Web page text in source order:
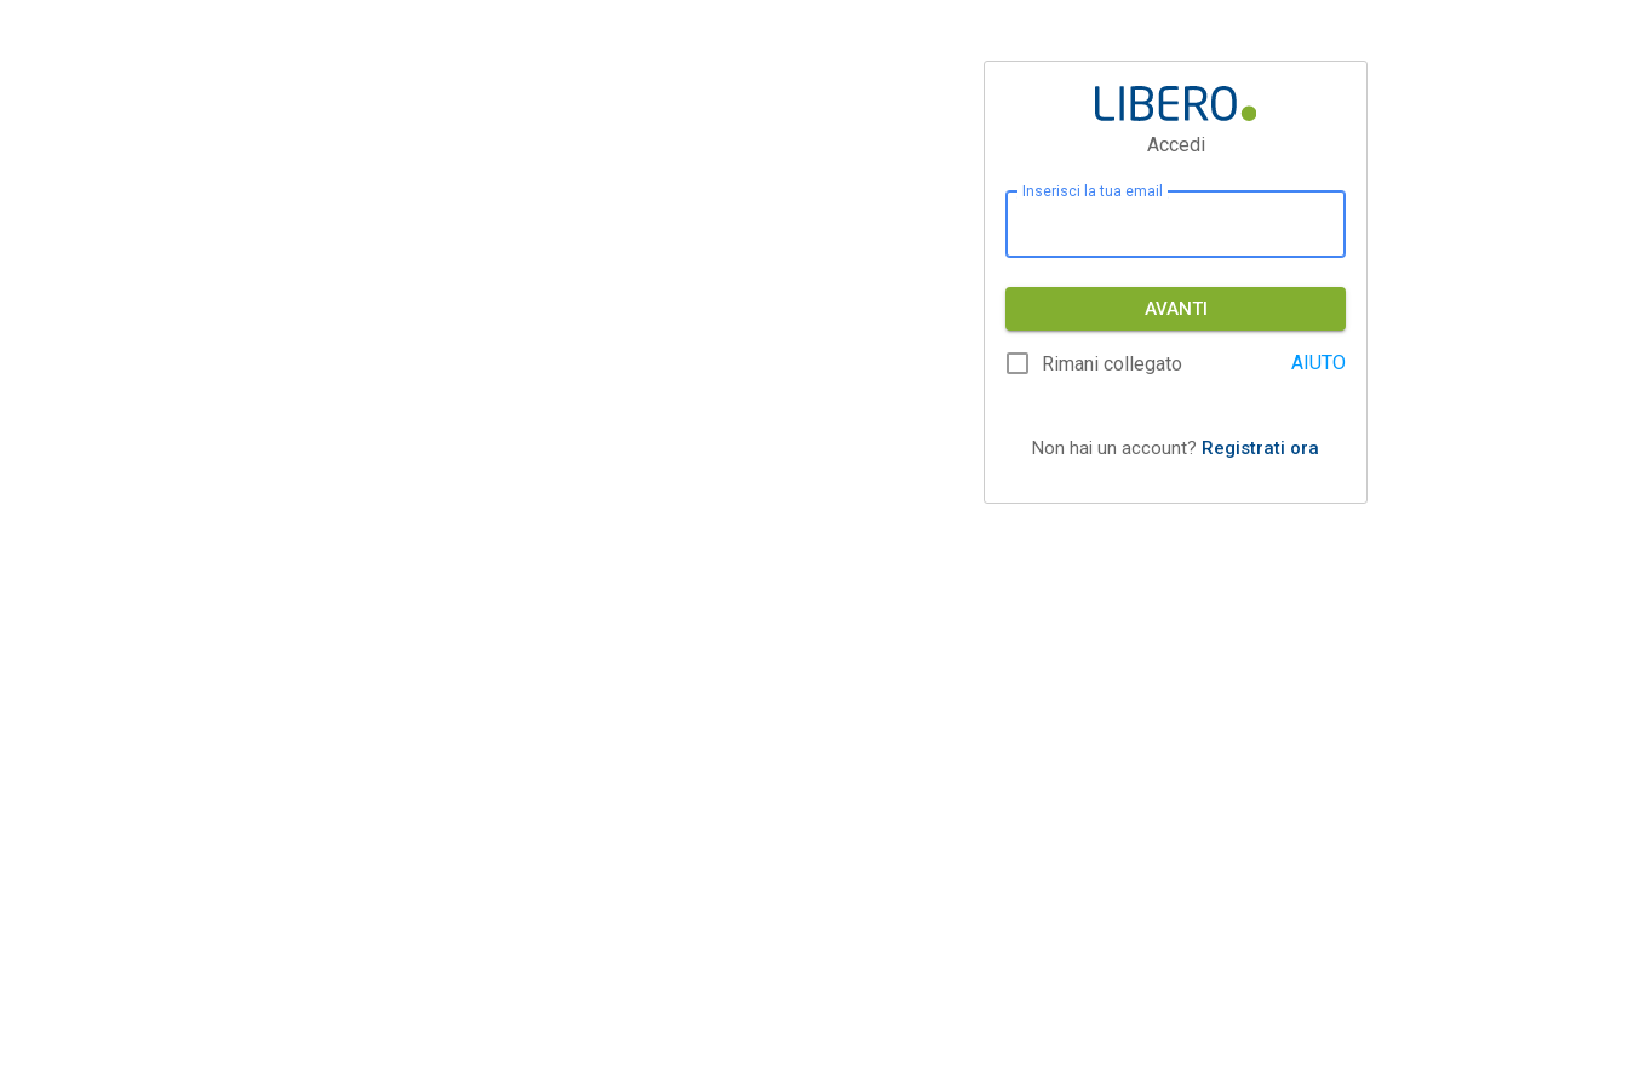
Accedi
Inserisci la tua email
AVANTI
Rimani collegato AIUTO
Non hai un account? Registrati ora